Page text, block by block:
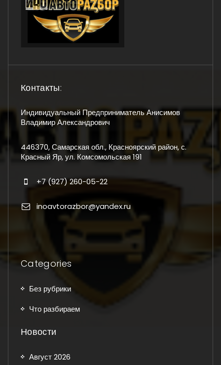
Контакты:
Индивидуальный Предприниматель Анисимов
Владимир Александрович
446370, Самарская обл., Красноярский район, с.
Красный Яр, ул. Комсомольская 191
+7 (927) 260-05-22
inoavtorazbor@yandex.ru
Categories
Без рубрики
Что разбираем
Новости
Август 2026